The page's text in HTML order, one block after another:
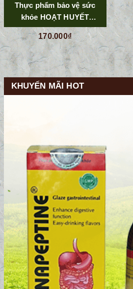
Thực phẩm bảo vệ sức
khỏe HOẠT HUYẾT
DƯỠNG NÃO BP
170.000₫
KHUYẾN MÃI HOT